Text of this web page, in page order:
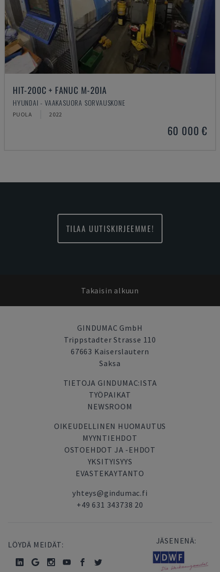
HIT-200C + FANUC M-20IA
HYUNDAI - VAAKASUORA SORVAUSKONE
PUOLA 2022
60 000 €
TILAA UUTISKIRJEEMME!
Takaisin alkuun
GINDUMAC GmbH
Trippstadter Strasse 110
67663 Kaiserslautern
Saksa
TIETOJA GINDUMAC:ISTA
TYÖPAIKAT
NEWSROOM
OIKEUDELLINEN HUOMAUTUS
MYYNTIEHDOT
OSTOEHDOT JA -EHDOT
YKSITYISYYS
EVASTEKAYTANTO
yhteys@gindumac.fi
+49 631 343738 20
LÖYDÄ MEIDÄT: JÄSENENÄ: